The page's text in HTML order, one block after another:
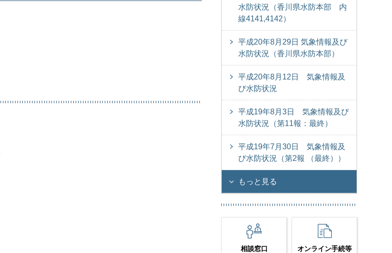
水防状況（香川県水防本部 内
線4141,4142）
平成20年8月29日 気象情報及び
水防状況（香川県水防本部）
平成20年8月12日 気象情報及
び水防状況
平成19年8月3日 気象情報及び
水防状況（第11報：最終）
平成19年7月30日 気象情報及
び水防状況（第2報 （最終））
もっと見る
相談窓口 オンライン手続等